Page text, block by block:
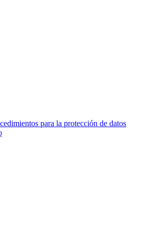
para la protección de datos